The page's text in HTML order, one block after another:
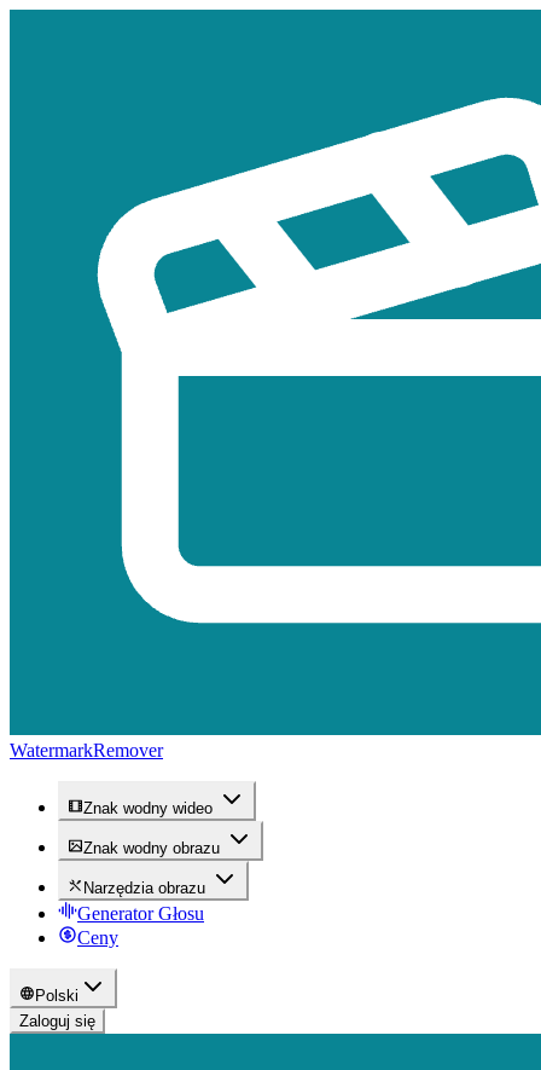
WatermarkRemover
Znak wodny wideo
Znak wodny obrazu
Narzędzia obrazu
Generator Głosu
Ceny
Polski
Zaloguj się